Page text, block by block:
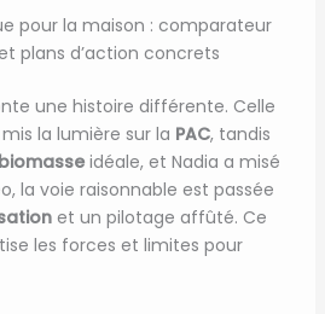
pour la maison : comparateur
plans d’action concrets
une histoire différente. Celle
la lumière sur la PAC, tandis
biomasseidéale, et Nadia a misé
la voie raisonnable est passée
et un pilotage affûté. Ce
les forces et limites pour